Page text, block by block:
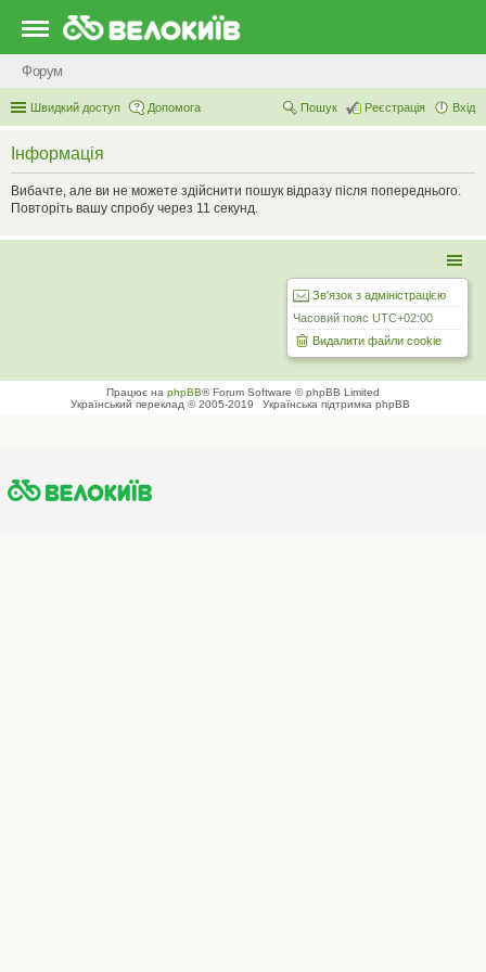
Форум
Швидкий доступ Допомога Вхід
Реєстрація
Пошук
Інформація
Вибачте, але ви не можете здійснити пошук відразу після попереднього.
Повторіть вашу спробу через 11 секунд.
Зв'язок з адміністрацією
Часовий пояс UTC+02:00
Видалити файли cookie
Працює на phpBB® Forum Software © phpBB Limited
Український переклад © 2005-2019
Українська підтримка phpBB